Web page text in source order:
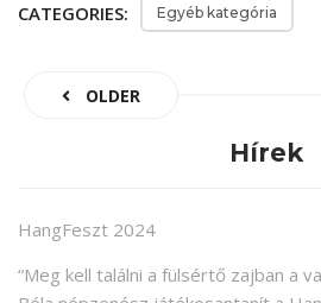
CATEGORIES: Egyéb kategória
OLDER
Hírek
HangFeszt 2024
“Meg kell találni a fülsértő zajban a